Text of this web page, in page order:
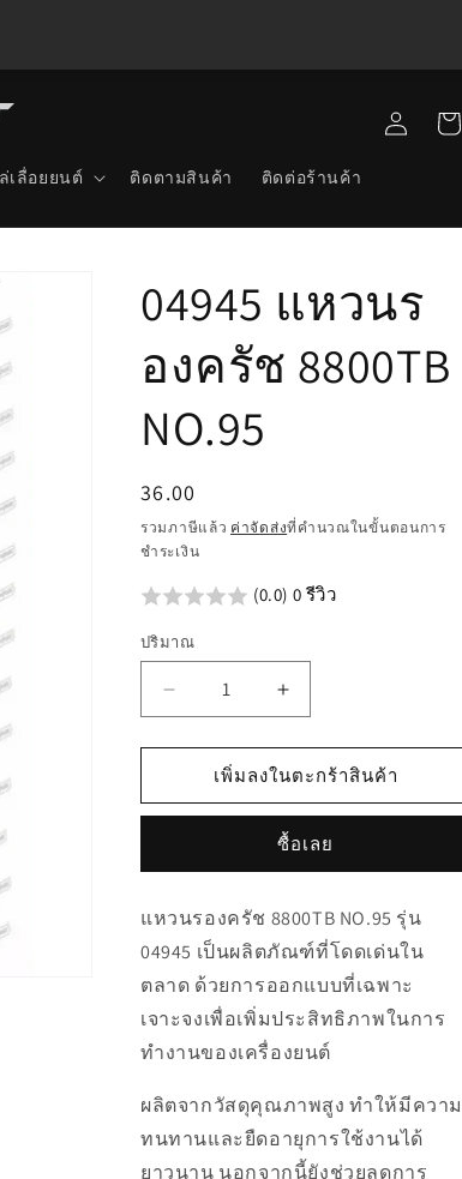
เลื่อยยนต์ ติดตามสินค้า ติดต่อร้านค้า
ระบบ
สินค้า
04945 แหวนร
องครัช 8800TB
NO.95
ราคา
ปกติ
36.00
รวมภาษีแล้ว ค่าจัดส่งที่คำนวณในขั้นตอนการ
ชำระเงิน
(0.0) 0 รีวิว
ปริมาณ
สำหรับ
04945
นร
รัช
NO.95
สำหรับ
04945
แหว
นร
8800TB
NO.95
เพิ่มลงในตะกร้าสินค้า
ซื้อเลย
แหวนรองครัช 8800TB NO.95 รุ่น
04945 เป็นผลิตภัณฑ์ที่โดดเด่นใน
ตลาด ด้วยการออกแบบที่เฉพาะ
เจาะจงเพื่อเพิ่มประสิทธิภาพในการ
ทำงานของเครื่องยนต์
ผลิตจากวัสดุคุณภาพสูง ทำให้มีความ
ทนทานและยืดอายุการใช้งานได้
ยาวนาน นอกจากนี้ยังช่วยลดการ